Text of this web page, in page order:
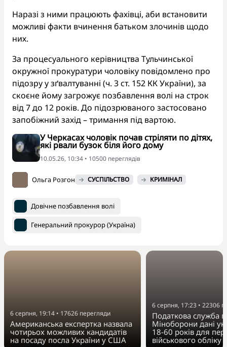
Наразі з ними працюють фахівці, аби встановити
можливі факти вчинення батьком злочинів щодо
них.
За процесуального керівництва Тульчинської
окружної прокуратури чоловіку повідомлено про
підозру у зґвалтуванні (ч. 3 ст. 152 КК України), за
скоєне йому загрожує позбавлення волі на строк
від 7 до 12 років. До підозрюваного застосовано
запобіжний захід – тримання під вартою.
У Черкасах чоловік почав стріляти по дітях,
які рвали бузок біля його дому
10.05.26, 10:34 • 10500 переглядiв
Ольга Розгон СУСПІЛЬСТВО КРИМІНАЛ
Довічне позбавлення волі
Генеральний прокурор (Україна)
6 серпня, 19:14 • 17626 перегляди
Американська експертка назвала
чотирьох можливих кандидатів
на посаду посла України у США
6 серпня, 17:23 • 22306
Податкова служба
Міноборони дані
18-60 років для
військового обліку